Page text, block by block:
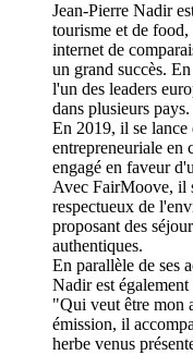
Jean-Pierre Nadir
tourisme et de
internet de
un grand succès.
l'un des leaders
dans plusieurs pays.
En 2019, il se lance
entrepreneuriale en
engagé en faveur
Avec FairMoove, il
respectueux de
proposant des
authentiques.
En parallèle de ses
Nadir est
"Qui veut être mon
émission, il
herbe venus